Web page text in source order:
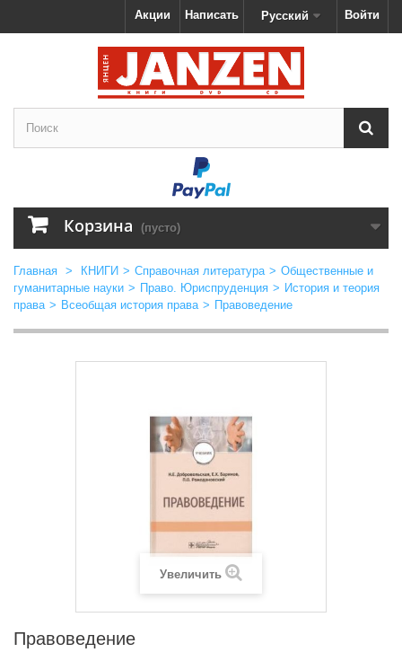
Войти
Русский
Написать
Акции
Корзина (пусто)
Главная > КНИГИ > Справочная литература > Общественные и
гуманитарные науки > Право. Юриспруденция > История и теория
права > Всеобщая история права > Правоведение
Увеличить
Правоведение